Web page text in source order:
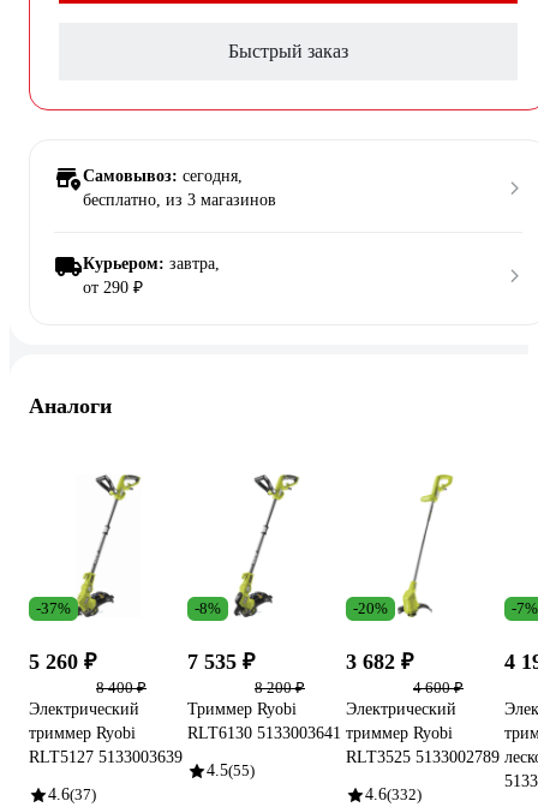
Быстрый заказ
Самовывоз: сегодня,
бесплатно, из 3 магазинов
Курьером: завтра,
от 290 ₽
Аналоги
-37%
5 260 ₽
8 400 ₽
Электрический
триммер Ryobi
RLT5127 5133003639
4.6(37)
-8%
7 535 ₽
8 200 ₽
Триммер Ryobi
RLT6130 5133003641
4.5(55)
-20%
3 682 ₽
4 600 ₽
Электрический
триммер Ryobi
RLT3525 5133002789
4.6(332)
-7%
4